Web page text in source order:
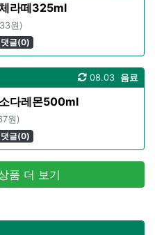
라떼325ml
원)
글(0)
음료
08.03
다레몬500ml
원)
글(0)
품 더 보기